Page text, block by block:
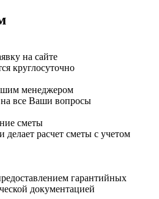
на сайте
круглосуточно
менеджером
все Ваши вопросы
сметы
расчет сметы с учетом
гарантийных
документацией